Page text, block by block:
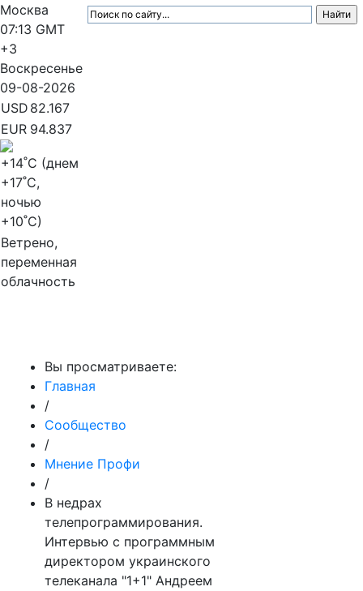
Москва
07:13 GMT
+3
Воскресенье
09-08-2026
USD 82.167
EUR 94.837
+14˚C (днем
+17˚C,
ночью
+10˚C)
Ветрено,
переменная
облачность
Вы просматриваете:
Главная
/
Сообщество
/
Мнение Профи
/
В недрах
телепрограммирования.
Интервью с программным
директором украинского
телеканала "1+1" Андреем